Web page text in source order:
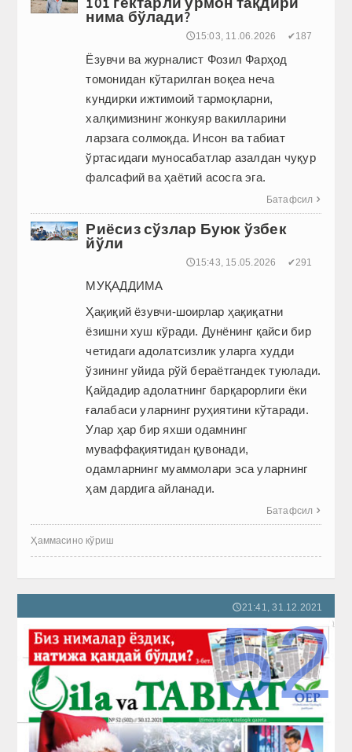
нима бўлади?
🕔15:03, 11.06.2026 ✔187
Ёзувчи ва журналист Фозил Фарҳод
томонидан кўтарилган воқеа неча
кундирки ижтимоий тармоқларни,
халқимизнинг жонкуяр вакилларини
ларзага солмоқда. Инсон ва табиат
ўртасидаги муносабатлар азалдан чуқур
фалсафий ва ҳаётий асосга эга.
Батафсил 
Риёсиз сўзлар Буюк ўзбек
йўли
🕔15:43, 15.05.2026 ✔291
МУҚАДДИМА
Ҳақиқий ёзувчи-шоирлар ҳақиқатни
ёзишни хуш кўради. Дунё­нинг ­қайси бир
четидаги адолатсизлик уларга худди
ўзининг уйида рўй бераётгандек туюлади.
Қайдадир адолатнинг барқарорлиги ёки
ғалабаси уларнинг руҳиятини кўтаради.
Улар ҳар бир яхши одамнинг
муваффақиятидан қувонади,
одамларнинг муаммолари эса уларнинг
ҳам дардига айланади.
Батафсил 
Ҳаммасино кўриш
🕔21:41, 31.12.2021
52